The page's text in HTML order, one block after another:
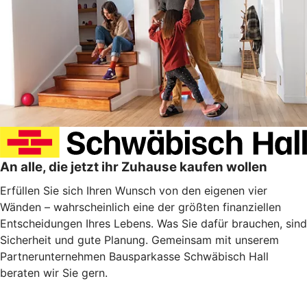
An alle, die jetzt ihr Zuhause kaufen wollen
Erfüllen Sie sich Ihren Wunsch von den eigenen vier
Wänden – wahrscheinlich eine der größten finanziellen
Entscheidungen Ihres Lebens. Was Sie dafür brauchen, sind
Sicherheit und gute Planung. Gemeinsam mit unserem
Partnerunternehmen Bausparkasse Schwäbisch Hall
beraten wir Sie gern.